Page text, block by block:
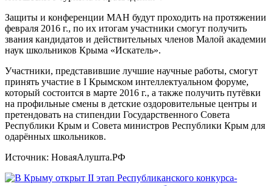
Защиты и конференции МАН будут проходить на протяжении
февраля 2016 г., по их итогам участники смогут получить
звания кандидатов и действительных членов Малой академии
наук школьников Крыма «Искатель».
Участники, представившие лучшие научные работы, смогут
принять участие в I Крымском интеллектуальном форуме,
который состоится в марте 2016 г., а также получить путёвки
на профильные смены в детские оздоровительные центры и
претендовать на стипендии Государственного Совета
Республики Крым и Совета министров Республики Крым для
одарённых школьников.
Источник: НоваяАлушта.РФ